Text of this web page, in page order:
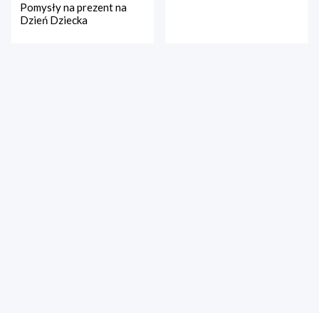
Pomysły na prezent na
Dzień Dziecka